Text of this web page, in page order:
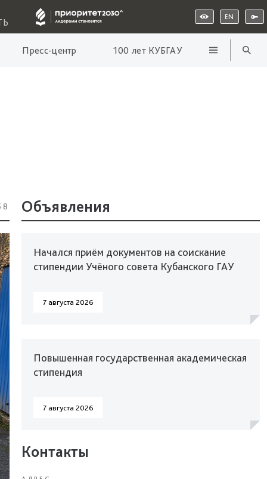
EN
Пресс-центр 100 лет КУБГАУ
Объявления
Начался приём документов на соискание
стипендии Учёного совета Кубанского ГАУ
7 августа 2026
Повышенная государственная академическая
стипендия
7 августа 2026
Контакты